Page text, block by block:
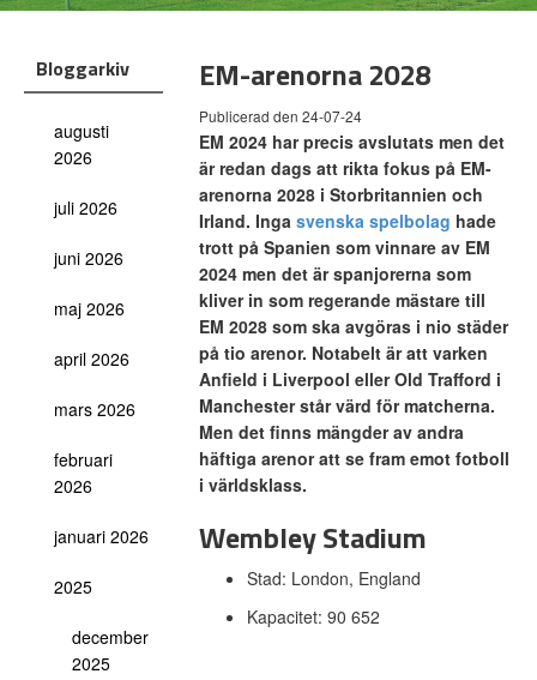
Bloggarkiv
augusti
2026
juli 2026
juni 2026
maj 2026
april 2026
mars 2026
februari
2026
januari 2026
2025
december
2025
EM-arenorna 2028
Publicerad den 24-07-24
EM 2024 har precis avslutats men det
är redan dags att rikta fokus på EM-
arenorna 2028 i Storbritannien och
Irland. Inga svenska spelbolag hade
trott på Spanien som vinnare av EM
2024 men det är spanjorerna som
kliver in som regerande mästare till
EM 2028 som ska avgöras i nio städer
på tio arenor. Notabelt är att varken
Anfield i Liverpool eller Old Trafford i
Manchester står värd för matcherna.
Men det finns mängder av andra
häftiga arenor att se fram emot fotboll
i världsklass.
Wembley Stadium
Stad: London, England
Kapacitet: 90 652